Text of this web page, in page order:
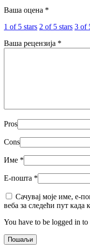
Ваша оцена *
1 of 5 stars 2 of 5 stars 3 of
Ваша рецензија *
Pros
Cons
Име *
Е-пошта *
Сачувај моје име, е-
веба за следећи пут када
You have to be logged in